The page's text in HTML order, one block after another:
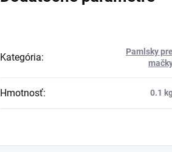
Kategória:
Pamlsky
Hmotnosť: 0.1